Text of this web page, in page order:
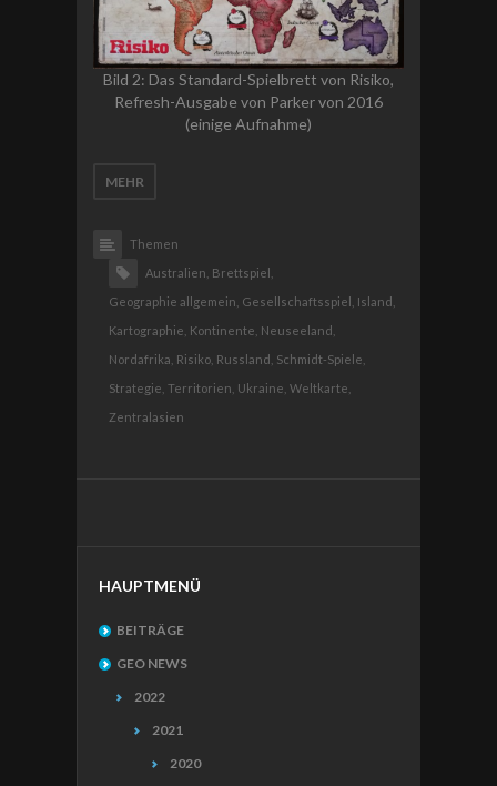
Bild 2: Das Standard-Spielbrett von Risiko,
Refresh-Ausgabe von Parker von 2016
(einige Aufnahme)
MEHR
Themen
Australien, Brettspiel,
Geographie allgemein, Gesellschaftsspiel, Island,
Kartographie, Kontinente, Neuseeland,
Nordafrika, Risiko, Russland, Schmidt-Spiele,
Strategie, Territorien, Ukraine, Weltkarte,
Zentralasien
HAUPTMENÜ
BEITRÄGE
GEO NEWS
2022
2021
2020